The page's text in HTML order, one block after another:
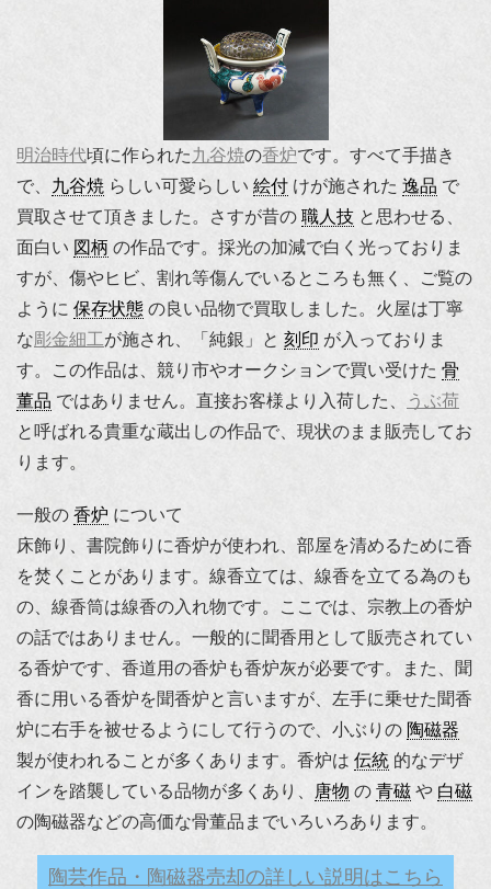
明治時代頃に作られた九谷焼の香炉です。すべて手描き
で、 九谷焼 らしい可愛らしい 絵付 けが施された 逸品 で
買取させて頂きました。さすが昔の 職人技 と思わせる、
面白い 図柄 の作品です。採光の加減で白く光っておりま
すが、傷やヒビ、割れ等傷んでいるところも無く、ご覧の
ように 保存状態 の良い品物で買取しました。火屋は丁寧
な彫金細工が施され、「純銀」と 刻印 が入っておりま
す。この作品は、競り市やオークションで買い受けた 骨
董品 ではありません。直接お客様より入荷した、
うぶ荷
と呼ばれる貴重な蔵出しの作品で、現状のまま販売してお
ります。
一般の 香炉 について
床飾り、書院飾りに香炉が使われ、部屋を清めるために香
を焚くことがあります。線香立ては、線香を立てる為のも
の、線香筒は線香の入れ物です。ここでは、宗教上の香炉
の話ではありません。一般的に聞香用として販売されてい
る香炉です、香道用の香炉も香炉灰が必要です。また、聞
香に用いる香炉を聞香炉と言いますが、左手に乗せた聞香
炉に右手を被せるようにして行うので、小ぶりの 陶磁器
製が使われることが多くあります。香炉は 伝統 的なデザ
インを踏襲している品物が多くあり、
唐物 の 青磁 や 白磁
の陶磁器などの高価な骨董品までいろいろあります。
陶芸作品・陶磁器売却の詳しい説明はこちら